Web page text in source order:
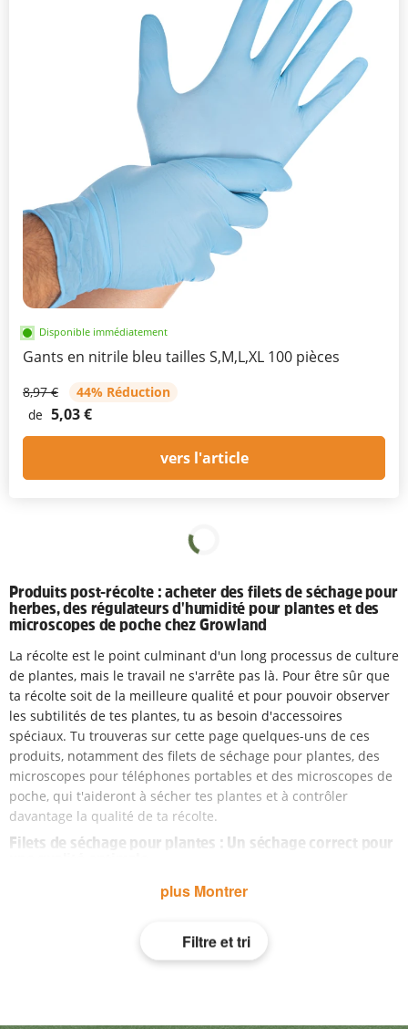
Disponible immédiatement
Gants en nitrile bleu tailles S,M,L,XL 100 pièces
8,97 €
44% Réduction
de 5,03 €
vers l'article
Produits post-récolte : acheter des filets de séchage pour
herbes, des régulateurs d'humidité pour plantes et des
microscopes de poche chez Growland
La récolte est le point culminant d'un long processus de culture
de plantes, mais le travail ne s'arrête pas là. Pour être sûr que
ta récolte soit de la meilleure qualité et pour pouvoir observer
les subtilités de tes plantes, tu as besoin d'accessoires
spéciaux. Tu trouveras sur cette page quelques-uns de ces
produits, notamment des filets de séchage pour plantes, des
microscopes pour téléphones portables et des microscopes de
poche, qui t'aideront à sécher tes plantes et à contrôler
davantage la qualité de ta récolte.
Filets de séchage pour plantes : Un séchage correct pour
Le séchage des récoltes est une étape cruciale pour préserver
optimiser le processus de séchage. Les avantages du séchage
plus Montrer